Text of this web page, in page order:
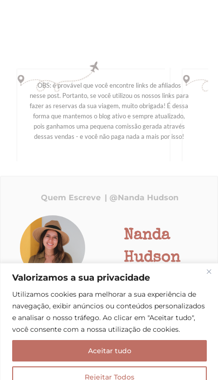
Valorizamos a sua privacidade
Utilizamos cookies para melhorar a sua experiência de
navegação, exibir anúncios ou conteúdos personalizados
e analisar o nosso tráfego. Ao clicar em "Aceitar tudo",
você consente com a nossa utilização de cookies.
Rejeitar Todos
Aceitar tudo
OBS: é provável que você encontre links de afiliados
nesse post. Portanto, se você utilizou os nossos links para
fazer as reservas da sua viagem, muito obrigada! É dessa
forma que mantemos o blog ativo e sempre atualizado,
pois ganhamos uma pequena comissão gerada através
dessas vendas - e você não paga nada a mais por isso!
Quem Escreve @Nanda Hudson
Nanda
Hudson
Criadora de conteúdo e viajante profissional, a co-
fundadora e editora do Mala de Aventuras está sempre
em busca de paisagens de tirar o fôlego e experiências
transformadoras pelo Brasil e pelo Mundo.
POSTS RELACIONADOS